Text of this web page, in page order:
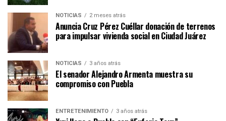
NOTICIAS 2 meses atrás
Anuncia Cruz Pérez Cuéllar donación de terrenos
para impulsar vivienda social en Ciudad Juárez
NOTICIAS 3 años atrás
El senador Alejandro Armenta muestra su
compromiso con Puebla
ENTRETENIMIENTO 3 años atrás